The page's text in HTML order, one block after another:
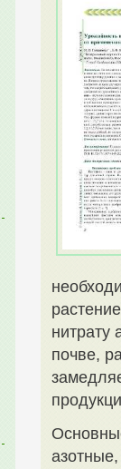
нитрату
почве,